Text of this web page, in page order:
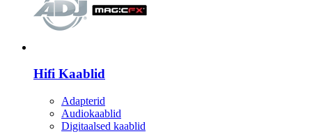
Hifi Kaablid
Adapterid
Audiokaablid
Digitaalsed kaablid